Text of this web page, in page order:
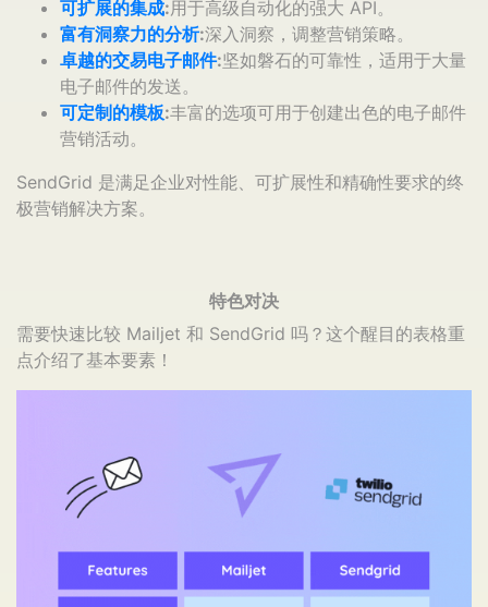
可扩展的集成:用于高级自动化的强大 API。
富有洞察力的分析:深入洞察，调整营销策略。
卓越的交易电子邮件:坚如磐石的可靠性，适用于大量
电子邮件的发送。
可定制的模板:丰富的选项可用于创建出色的电子邮件
营销活动。
SendGrid 是满足企业对性能、可扩展性和精确性要求的终
极营销解决方案。
特色对决
需要快速比较 Mailjet 和 SendGrid 吗？这个醒目的表格重
点介绍了基本要素！